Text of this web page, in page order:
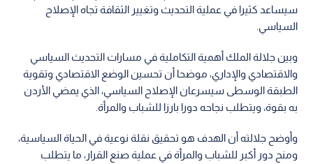
سيساعد كثيرا في عملية التحديث وتغيير الثقافة تجاه الإصلاح
السياسي.
وبين جلالة الملك أهمية التكاملية في مسارات التحديث السياسي
والاقتصادي والإداري، موضحا أن تحسين الوضع الاقتصادي وتقوية
الطبقة الوسطى سيسرعان الإصلاح السياسي، الذي يمضي الأردن
به بقوة، ويتطلب نجاحه دورا بارزا للشباب والمرأة.
وأوضح جلالته أن الهدف هو تحقيق نقلة نوعية في الحياة السياسية،
ومنح دور أكبر للشباب والمرأة في عملية صنع القرار، ما يتطلب